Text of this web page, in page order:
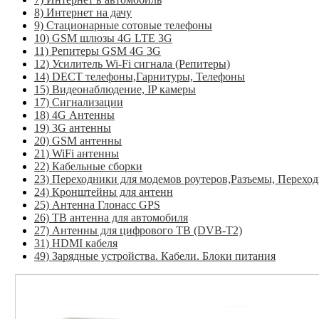
8) Интернет на дачу
9) Стационарные сотовые телефоны
10) GSM шлюзы 4G LTE 3G
11) Репитеры GSM 4G 3G
12) Усилитель Wi-Fi сигнала (Репитеры)
14) DECT телефоны,Гарнитуры, Телефоны
15) Видеонаблюдение, IP камеры
17) Сигнализации
18) 4G Антенны
19) 3G антенны
20) GSM антенны
21) WiFi антенны
22) Кабельные сборки
23) Переходники для модемов роутеров,Разъемы,
24) Кронштейны для антенн
25) Антенна Глонасс GPS
26) ТВ антенна для автомобиля
27) Антенны для цифрового ТВ (DVB-T2)
31) HDMI кабеля
49) Зарядные устройства. Кабели. Блоки питания